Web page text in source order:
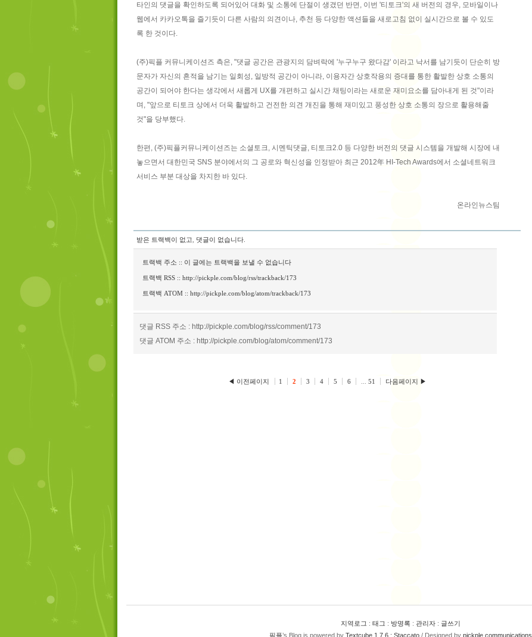
타인의 댓글을 확인하도록 되어있어 대화 및 소통에 단절이 생겼던 반면, 이번 '티토크'의 새 버전의 경우, 모바일이나
웹에서 카카오톡을 즐기듯이 다른 사람의 의견이나, 추천 등 다양한 액션들을 새로고침 없이 실시간으로 볼 수 있도
록 한 것이다.
(주)픽플 커뮤니케이션즈 측은, "댓글 공간은 관광지의 담벼락에 '누구누구 왔다감' 이라고 낙서를 남기듯이 단순히 방
문자가 자신의 흔적을 남기는 일회성, 일방적 공간이 아니라, 이용자간 상호작용의 증대를 통한 활발한 상호 소통의
공간이 되어야 한다는 생각에서 새롭게 UX를 개편하고 실시간 채팅이라는 새로운 재미요소를 담아내게 된 것"이라
며, "앞으로 티토크 상에서 더욱 활발하고 건전한 의견 개진을 통해 재미있고 풍성한 상호 소통의 장으로 활용해줄
것"을 당부했다.
한편, (주)픽플커뮤니케이션즈는 소셜토크, 시멘틱댓글, 티토크2.0 등 다양한 버전의 댓글 시스템을 개발해 시장에 내
놓으면서 대한민국 SNS 분야에서의 그 공로와 혁신성을 인정받아 최근 2012年 HI-Tech Awards에서 소셜네트워크
서비스 부분 대상을 차지한 바 있다.
온라인뉴스팀
받은 트랙백이 없고 댓글이 없습니다.
트랙백 주소 :: 이 글에는 트랙백을 보낼 수 없습니다
트랙백 RSS :: http://pickple.com/blog/rss/trackback/173
트랙백 ATOM :: http://pickple.com/blog/atom/trackback/173
댓글 RSS 주소 : http://pickple.com/blog/rss/comment/173
댓글 ATOM 주소 : http://pickple.com/blog/atom/comment/173
◀ 이전페이지 1 2 3 4 5 6 51 다음페이지 ▶
지역로그 : 태그 : 방명록 : 관리자: 글쓰기
픽플’s Blog is powered by Textcube 1.7.6 : Staccato/ Designed by pickple communications